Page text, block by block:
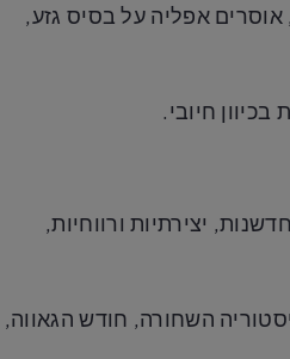
תרבות העבודה בארה"ב שמה דגש חזק על שוויון ואי־אפליה. חוקים רבים, וביניהם חוק זכויות האזרח מ־1964, אוסרים אפליה על בסיס גזע,
חיובי.
יצירתיות ורווחיות,
השחורה, חודש הגאווה,